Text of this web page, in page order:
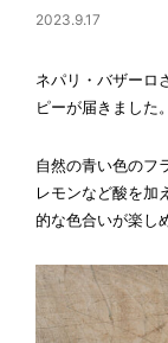
2023.9.17
ネパリ・バザーロ
ピーが届きました。
自然の青い色のフ
レモンなど酸を加
的な色合いが楽し